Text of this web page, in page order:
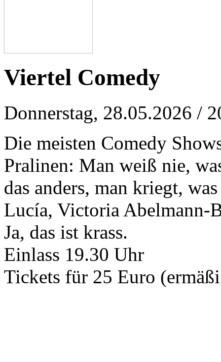
Viertel Comedy
Donnerstag, 28.05.2026 /
Die meisten Comedy
Pralinen: Man weiß nie,
das anders, man kriegt,
Lucía, Victoria Abelmann-
Ja, das ist krass.
Einlass 19.30 Uhr
Tickets für 25 Euro